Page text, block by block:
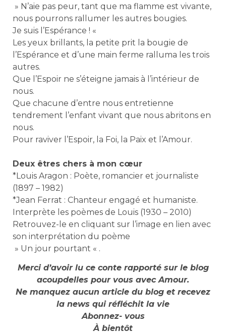
» N’aie pas peur, tant que ma flamme est vivante,
nous pourrons rallumer les autres bougies.
Je suis l’Espérance ! «
Les yeux brillants, la petite prit la bougie de
l’Espérance et d’une main ferme ralluma les trois
autres.
Que l’Espoir ne s’éteigne jamais à l’intérieur de
nous.
Que chacune d’entre nous entretienne
tendrement l’enfant vivant que nous abritons en
nous.
Pour raviver l’Espoir, la Foi, la Paix et l’Amour.
Deux êtres chers à mon cœur
*Louis Aragon : Poète, romancier et journaliste
(1897 – 1982)
*Jean Ferrat : Chanteur engagé et humaniste.
Interprète les poèmes de Louis (1930 – 2010)
Retrouvez-le en cliquant sur l’image en lien avec
son interprétation du poème
» Un jour pourtant « .
Merci d’avoir lu ce conte rapporté sur le blog
acoupdelles pour vous avec Amour.
Ne manquez aucun article du blog et recevez
la news qui réfléchit la vie
Abonnez- vous
À bientôt